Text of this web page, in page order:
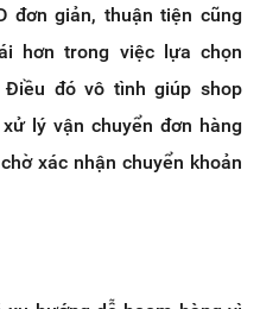
đơn giản, thuận tiện cũng
hơn trong việc lựa chọn
đó vô tình giúp shop
lý vận chuyển đơn hàng
xác nhận chuyển khoản